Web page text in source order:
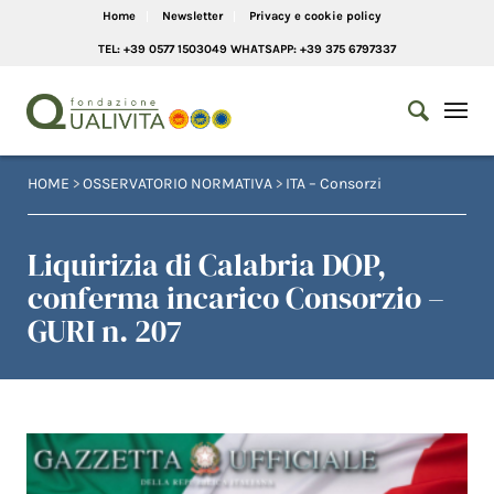
Home Newsletter Privacy e cookie policy
TEL: +39 0577 1503049 WHATSAPP: +39 375 6797337
HOME >OSSERVATORIO NORMATIVA > ITA – Consorzi
Liquirizia di Calabria DOP,
conferma incarico Consorzio –
GURI n. 207